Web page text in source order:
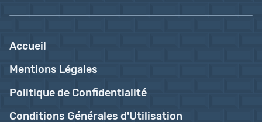
Accueil
Mentions Légales
Politique de Confidentialité
Conditions Générales d'Utilisation